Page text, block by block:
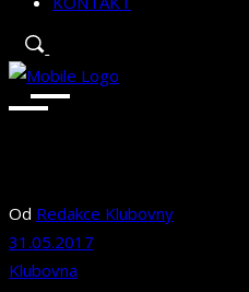
Od Redakce Klubovny
31.05.2017
Klubovna